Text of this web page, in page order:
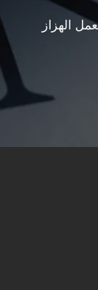
الهزاز